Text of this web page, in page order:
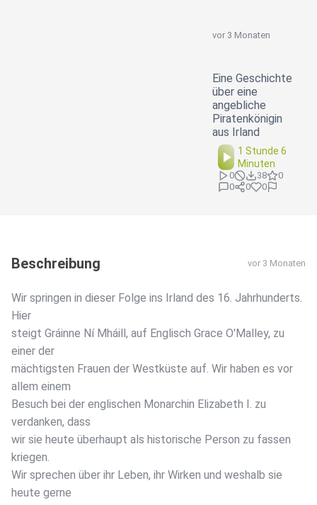
vor 3 Monaten
Eine Geschichte
über eine
angebliche
Piratenkönigin
aus Irland
1 Stunde 6
Minuten
0 38
0
0
0 0
Beschreibung vor 3 Monaten
Wir springen in dieser Folge ins Irland des 16. Jahrhunderts.
Hier
steigt Gráinne Ní Mháill, auf Englisch Grace O'Malley, zu
einer der
mächtigsten Frauen der Westküste auf. Wir haben es vor
allem einem
Besuch bei der englischen Monarchin Elizabeth I. zu
verdanken, dass
wir sie heute überhaupt als historische Person zu fassen
kriegen.
Wir sprechen über ihr Leben, ihr Wirken und weshalb sie
heute gerne